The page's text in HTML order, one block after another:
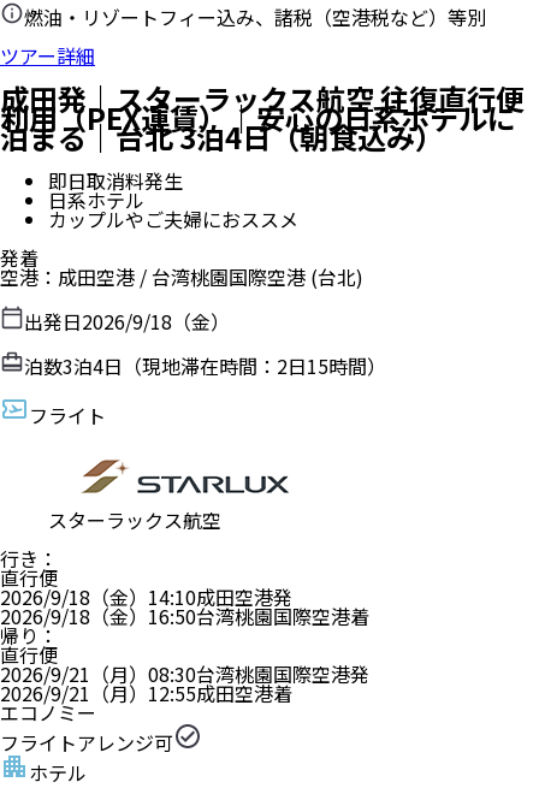
燃油・リゾートフィー込み、諸税（空港税など）等別
ツアー詳細
成田発｜スターラックス航空 往復直行便
利用（PEX運賃）｜安心の日系ホテルに
泊まる｜台北 3泊4日（朝食込み）
即日取消料発生
日系ホテル
カップルやご夫婦におススメ
発着
空港 ： 成田空港 /台湾桃園国際空港 (台北)
出発日2026/9/18（金）
泊数3泊4日（現地滞在時間： 2日15時間）
フライト
スターラックス航空
行き ：
直行便
2026/9/18（金） 14:10成田空港発
2026/9/18（金） 16:50台湾桃園国際空港着
帰り ：
直行便
2026/9/21（月） 08:30台湾桃園国際空港発
2026/9/21（月） 12:55成田空港着
エコノミー
フライトアレンジ可
ホテル